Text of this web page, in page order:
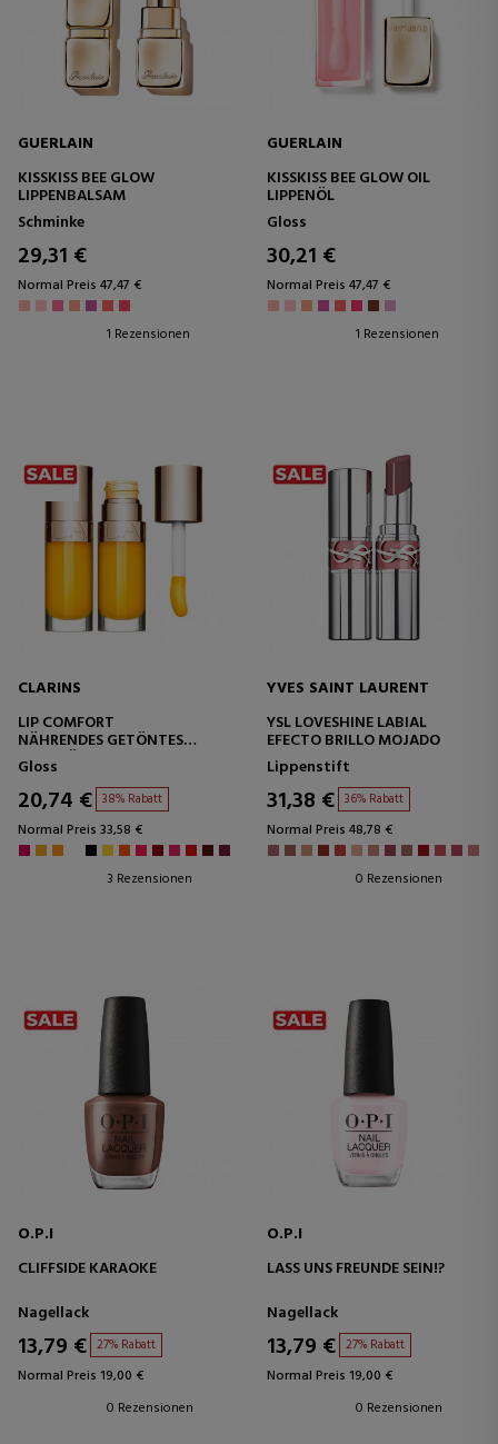
GUERLAIN
KISSKISS BEE GLOW
LIPPENBALSAM
Schminke
29,31 €
Normal Preis 47,47 €
1 Rezensionen
GUERLAIN
KISSKISS BEE GLOW OIL
LIPPENÖL
Gloss
30,21 €
Normal Preis 47,47 €
1 Rezensionen
CLARINS
LIP COMFORT
NÄHRENDES GETÖNTES
LIPPENÖL
Gloss
20,74 € 38% Rabatt
Normal Preis 33,58 €
3 Rezensionen
YVES SAINT LAURENT
YSL LOVESHINE LABIAL
EFECTO BRILLO MOJADO
Lippenstift
31,38 € 36% Rabatt
Normal Preis 48,78 €
0 Rezensionen
O.P.I
CLIFFSIDE KARAOKE
Nagellack
13,79 € 27% Rabatt
Normal Preis 19,00 €
0 Rezensionen
O.P.I
LASS UNS FREUNDE SEIN!?
Nagellack
13,79 € 27% Rabatt
Normal Preis 19,00 €
0 Rezensionen